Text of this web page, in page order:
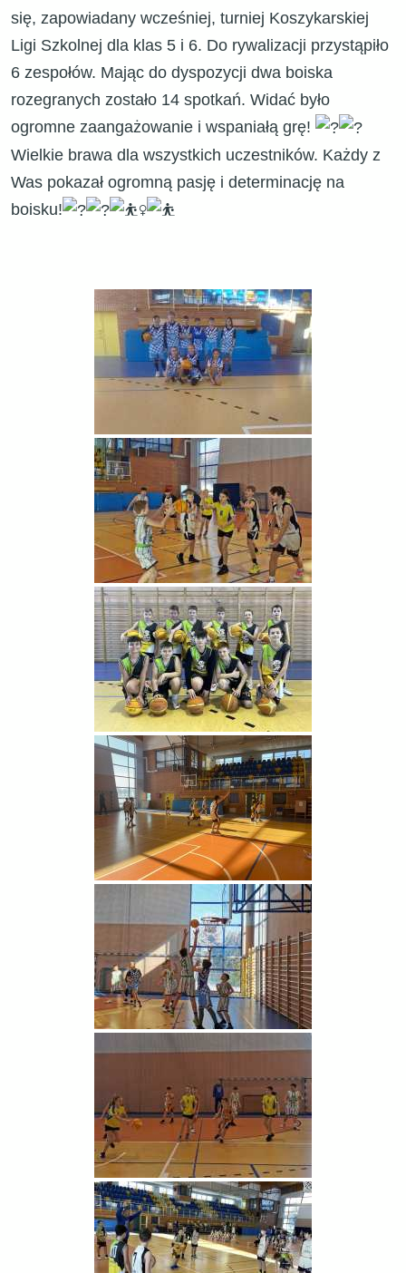
się, zapowiadany wcześniej, turniej Koszykarskiej
Ligi Szkolnej dla klas 5 i 6. Do rywalizacji przystąpiło
6 zespołów. Mając do dyspozycji dwa boiska
rozegranych zostało 14 spotkań. Widać było
ogromne zaangażowanie i wspaniałą grę!
Wielkie brawa dla wszystkich uczestników. Każdy z
Was pokazał ogromną pasję i determinację na
boisku!